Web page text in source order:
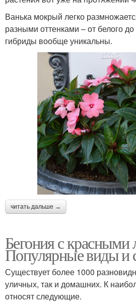
Ванька мокрый легко
разными оттенками – от белого
гибриды вообще уникальны.
читать дальше →
Бегония с красными
Популярные виды и
Существует более 1000
уличных, так и домашних. К
относят следующие.